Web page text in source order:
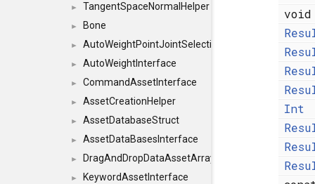
► TangentSpaceNormalHelper
► Bone
► AutoWeightPointJointSelections
► AutoWeightInterface
► CommandAssetInterface
► AssetCreationHelper
► AssetDatabaseStruct
► AssetDataBasesInterface
► DragAndDropDataAssetArray
► KeywordAssetInterface
Int